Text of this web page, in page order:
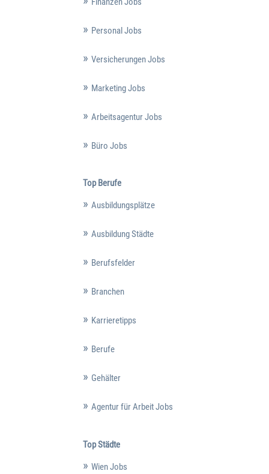
Personal Jobs
Versicherungen Jobs
Marketing Jobs
Arbeitsagentur Jobs
Büro Jobs
Top Berufe
Ausbildungsplätze
Ausbildung Städte
Berufsfelder
Branchen
Karrieretipps
Berufe
Gehälter
Agentur für Arbeit Jobs
Top Städte
Wien Jobs